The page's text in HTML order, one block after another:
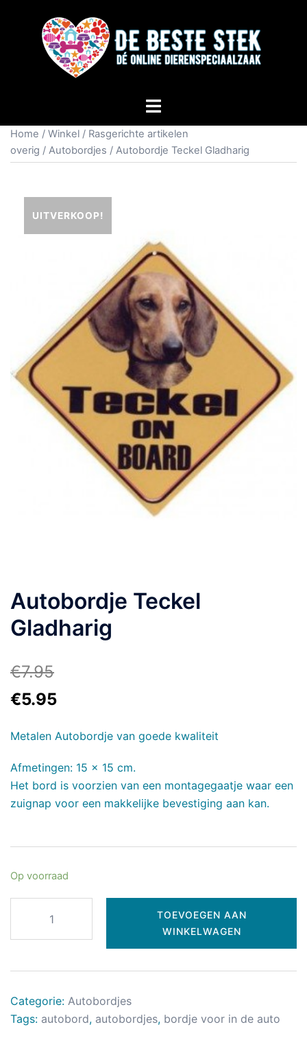
Home / Winkel / Rasgerichte artikelen
overig / Autobordjes / Autobordje Teckel Gladharig
UITVERKOOP!
Autobordje Teckel
Gladharig
€7.95
€5.95
Metalen Autobordje van goede kwaliteit
Afmetingen: 15 x 15 cm.
Het bord is voorzien van een montagegaatje waar een
zuignap voor een makkelijke bevestiging aan kan.
Op voorraad
TOEVOEGEN AAN
WINKELWAGEN
Categorie: Autobordjes
Tags: autobord, autobordjes, bordje voor in de auto